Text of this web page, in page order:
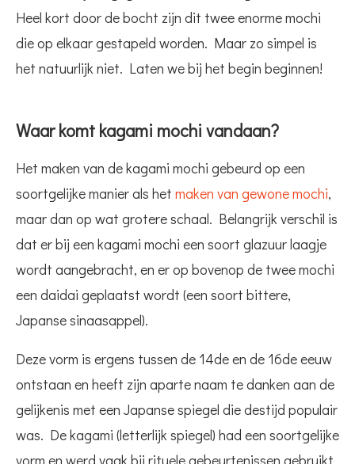
Heel kort door de bocht zijn dit twee enorme mochi
die op elkaar gestapeld worden. Maar zo simpel is
het natuurlijk niet. Laten we bij het begin beginnen!
Waar komt kagami mochi vandaan?
Het maken van de kagami mochi gebeurd op een
soortgelijke manier als het maken van gewone mochi,
maar dan op wat grotere schaal. Belangrijk verschil is
dat er bij een kagami mochi een soort glazuur laagje
wordt aangebracht, en er op bovenop de twee mochi
een daidai geplaatst wordt (een soort bittere,
Japanse sinaasappel).
Deze vorm is ergens tussen de 14de en de 16de eeuw
ontstaan en heeft zijn aparte naam te danken aan de
gelijkenis met een Japanse spiegel die destijd populair
was. De kagami (letterlijk spiegel) had een soortgelijke
vorm en werd vaak bij rituele gebeurtenissen gebruikt.